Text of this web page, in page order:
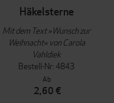
Häkelsterne
Mit dem Text »Wunsch zur
Weihnacht« von Carola
Vahldiek
Bestell-Nr: 4843
Ab
2,60 €